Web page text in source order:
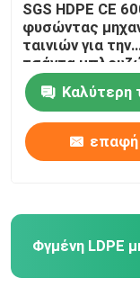
SGS HDPE CE
φυσώντας
ταινιών για την
τσάντα
Καλύτερη
επαφή
Φγμένη LDPE